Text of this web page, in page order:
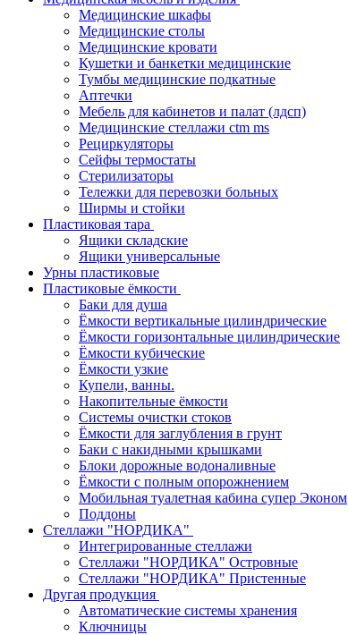
Медицинские шкафы
Медицинские столы
Медицинские кровати
Кушетки и банкетки медицинские
Тумбы медицинские подкатные
Аптечки
Мебель для кабинетов и палат (лдсп)
Медицинские стеллажи ctm ms
Рециркуляторы
Сейфы термостаты
Стерилизаторы
Тележки для перевозки больных
Ширмы и стойки
Пластиковая тара
Ящики складские
Ящики универсальные
Урны пластиковые
Пластиковые ёмкости
Баки для душа
Ёмкости вертикальные цилиндрические
Ёмкости горизонтальные цилиндрические
Ёмкости кубические
Ёмкости узкие
Купели, ванны.
Накопительные ёмкости
Системы очистки стоков
Ёмкости для заглубления в грунт
Баки с накидными крышками
Блоки дорожные водоналивные
Ёмкости с полным опорожнением
Мобильная туалетная кабина супер Эконом
Поддоны
Стеллажи "НОРДИКА"
Интегрированные стеллажи
Стеллажи "НОРДИКА" Островные
Стеллажи "НОРДИКА" Пристенные
Другая продукция
Автоматические системы хранения
Ключницы